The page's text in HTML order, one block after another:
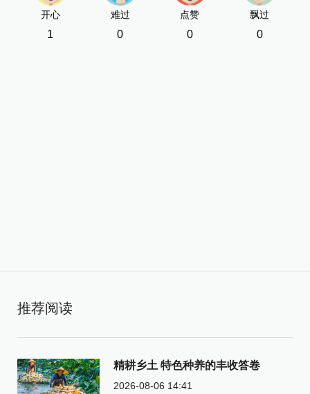
开心
1
难过
0
点赞
0
飘过
0
推荐阅读
精耕乡土 特色种养的丰收答卷
2026-08-06 14:41